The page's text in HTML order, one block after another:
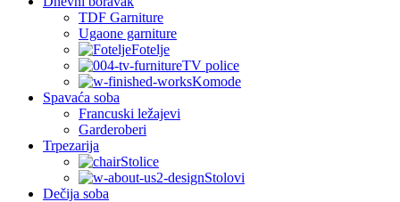
TDF Garniture
Ugaone garniture
Fotelje
TV police
Komode
Spavaća soba
Francuski ležajevi
Garderoberi
Trpezarija
Stolice
Stolovi
Dečija soba